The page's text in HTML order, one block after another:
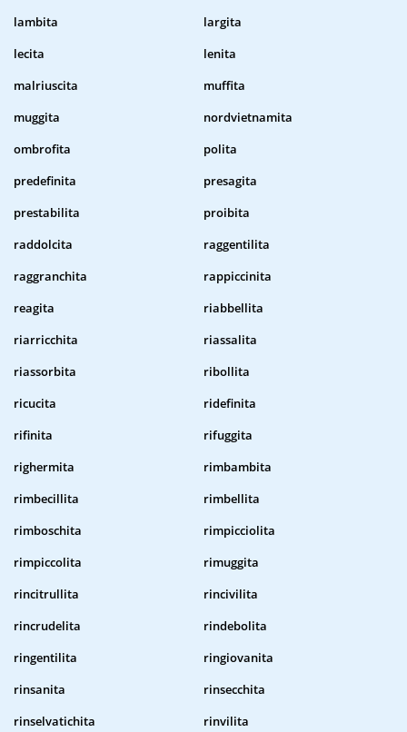
lambita
largita
lecita
lenita
malriuscita
muffita
muggita
nordvietnamita
ombrofita
polita
predefinita
presagita
prestabilita
proibita
raddolcita
raggentilita
raggranchita
rappiccinita
reagita
riabbellita
riarricchita
riassalita
riassorbita
ribollita
ricucita
ridefinita
rifinita
rifuggita
righermita
rimbambita
rimbecillita
rimbellita
rimboschita
rimpicciolita
rimpiccolita
rimuggita
rincitrullita
rincivilita
rincrudelita
rindebolita
ringentilita
ringiovanita
rinsanita
rinsecchita
rinselvatichita
rinvilita